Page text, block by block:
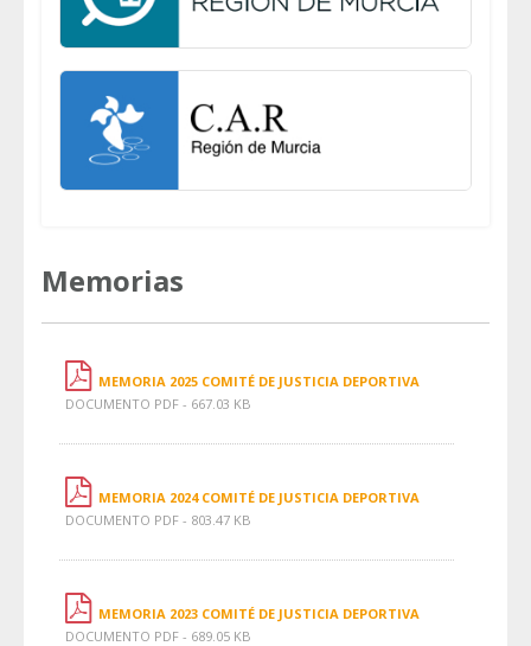
Memorias
MEMORIA 2025 COMITÉ DE JUSTICIA DEPORTIVA
DOCUMENTO PDF - 667.03 KB
MEMORIA 2024 COMITÉ DE JUSTICIA DEPORTIVA
DOCUMENTO PDF - 803.47 KB
MEMORIA 2023 COMITÉ DE JUSTICIA DEPORTIVA
DOCUMENTO PDF - 689.05 KB